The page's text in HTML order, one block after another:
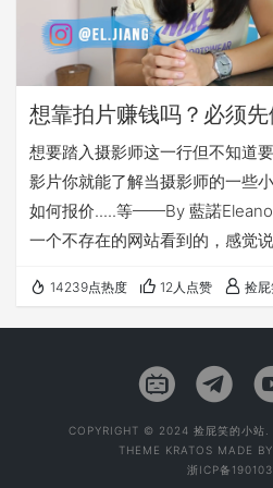
想要踏入摄影师这一行但不知道
影片你就能了解当摄影师的一些
如何报价.....等——By 藍諾
一个不存在的网站看到的，感觉
14239点热度 12人点赞 捡
COPYRIGHT © 2024 捡屁笑的小站.
THEME KRATOS MADE BY
浙ICP备